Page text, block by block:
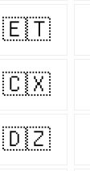
🇪🇹
🇨🇽
🇩🇿